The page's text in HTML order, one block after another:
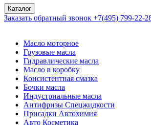
Каталог
Заказать обратный звонок +7(495) 799-22-
Масло моторное
Грузовые масла
Гидравлические масла
Масло в коробку
Консистентная смазка
Бочки масла
Индустриальные масла
Антифризы Спецжидкости
Присадки Автохимия
Авто Косметика